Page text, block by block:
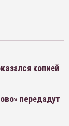
копией
передадут